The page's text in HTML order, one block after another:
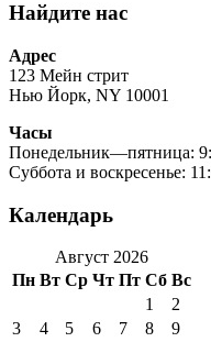
Найдите нас
Адрес
123 Мейн стрит
Нью Йорк, NY 10001
Часы
Понедельник—пятница:
Суббота и воскресенье:
Календарь
Август 2026
Пн Вт Ср Чт Пт Сб Вс
1
2
3
4 5 6 7 8
9